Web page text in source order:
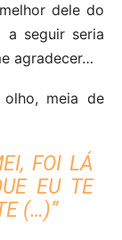
dele do
seguir seria
agradecer…
meia de
FOI LÁ
EU TE
(…)”